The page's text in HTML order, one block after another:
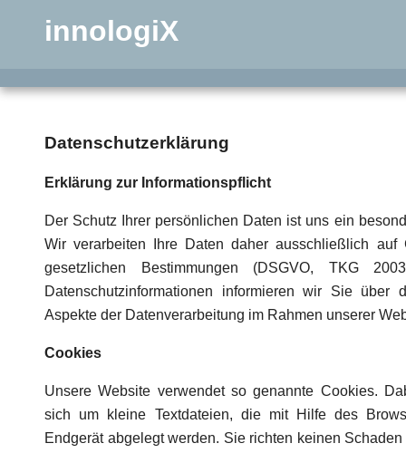
innologiX
Datenschutzerklärung
Erklärung zur Informationspflicht
Der Schutz Ihrer persönlichen Daten ist uns ein
Wir verarbeiten Ihre Daten daher ausschließlich auf
gesetzlichen Bestimmungen (DSGVO, TKG
Datenschutzinformationen informieren wir Sie über
Aspekte der Datenverarbeitung im Rahmen unserer
Cookies
Unsere Website verwendet so genannte Cookies.
sich um kleine Textdateien, die mit Hilfe des
Endgerät abgelegt werden. Sie richten keinen